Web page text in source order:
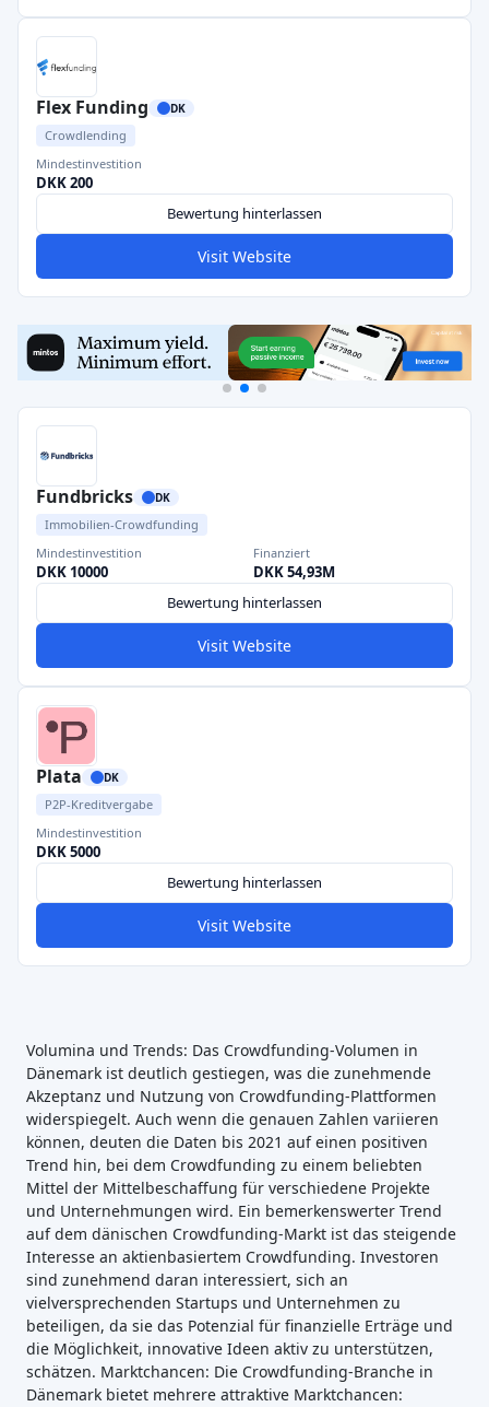
Flex Funding DK
Crowdlending
Mindestinvestition
DKK 200
Bewertung hinterlassen
Visit Website
Fundbricks DK
Immobilien-Crowdfunding
Mindestinvestition
DKK 10000
Finanziert
DKK 54,93M
Bewertung hinterlassen
Visit Website
Plata DK
P2P-Kreditvergabe
Mindestinvestition
DKK 5000
Bewertung hinterlassen
Visit Website
Volumina und Trends: Das Crowdfunding-Volumen in
Dänemark ist deutlich gestiegen, was die zunehmende
Akzeptanz und Nutzung von Crowdfunding-Plattformen
widerspiegelt. Auch wenn die genauen Zahlen variieren
können, deuten die Daten bis 2021 auf einen positiven
Trend hin, bei dem Crowdfunding zu einem beliebten
Mittel der Mittelbeschaffung für verschiedene Projekte
und Unternehmungen wird. Ein bemerkenswerter Trend
auf dem dänischen Crowdfunding-Markt ist das steigende
Interesse an aktienbasiertem Crowdfunding. Investoren
sind zunehmend daran interessiert, sich an
vielversprechenden Startups und Unternehmen zu
beteiligen, da sie das Potenzial für finanzielle Erträge und
die Möglichkeit, innovative Ideen aktiv zu unterstützen,
schätzen. Marktchancen: Die Crowdfunding-Branche in
Dänemark bietet mehrere attraktive Marktchancen: